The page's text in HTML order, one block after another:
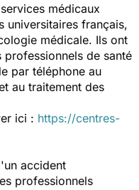
médicaux
universitaires français,
médicale. Ils ont
de santé
par téléphone au
au traitement des
ici : https://centres-
accident
professionnels